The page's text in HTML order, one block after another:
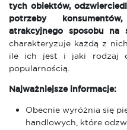
tych obiektów,
potrzeby
atrakcyjnego sposobu na
charakteryzuje każdą z
ile ich jest i jaki rodzaj
popularnością.
Najważniejsze informacje:
Obecnie wyróżnia się
handlowych, które